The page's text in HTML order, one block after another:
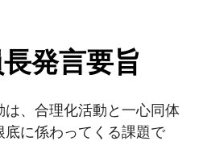
発言要旨
は、合理化活動と一心同体
底に係わってくる課題で